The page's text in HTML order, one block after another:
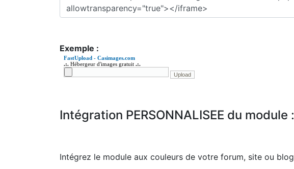
Exemple :
Intégration PERSONNALISEE du module :
Intégrez le module aux couleurs de votre forum, site ou blog